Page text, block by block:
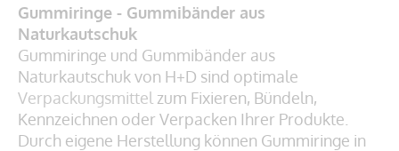
Gummiringe - Gummibänder aus
Naturkautschuk
Gummiringe und Gummibänder aus
Naturkautschuk von H+D sind optimale
Verpackungsmittel zum Fixieren, Bündeln,
Kennzeichnen oder Verpacken Ihrer Produkte.
Durch eigene Herstellung können Gummiringe in